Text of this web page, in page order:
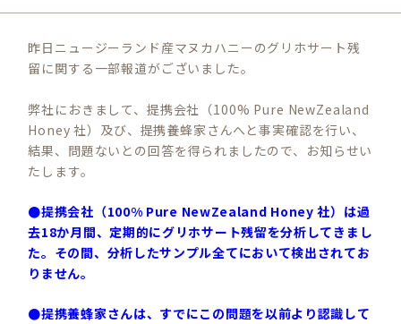
昨日ニュージーランド産マヌカハニーのグリホサート残
留に関する一部報道がございました。
弊社におきまして、提携会社（100% Pure NewZealand
Honey 社）及び、提携養蜂家さんへと事実確認を行い、
結果、問題ないとの回答を得られましたので、お知らせい
たします。
●提携会社（100% Pure NewZealand Honey 社）は過
去18か月間、定期的にグリホサート残留を分析してきまし
た。その間、分析したサンプル全てにおいて検出されてお
りません。
●提携養蜂家さんは、すでにこの問題を以前より認識して